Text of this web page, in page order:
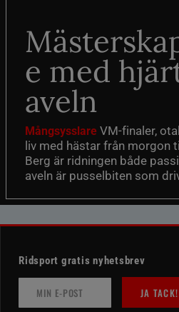
e med
aveln
Mångsysslare VM-finaler,
liv med hästar från morgon
Berg är ridningen både
aveln är pusselbiten som
Ridsport gratis nyhetsbrev
JA TACK!